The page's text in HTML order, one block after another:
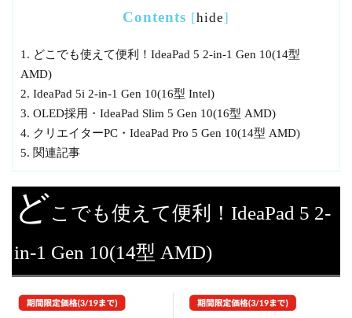
Contents [hide]
1. どこでも使えて便利！IdeaPad 5 2-in-1 Gen 10(14型
AMD)
2. IdeaPad 5i 2-in-1 Gen 10(16型 Intel)
3. OLED採用・IdeaPad Slim 5 Gen 10(16型 AMD)
4. クリエイターPC・IdeaPad Pro 5 Gen 10(14型 AMD)
5. 関連記事
どこでも使えて便利！IdeaPad 5 2-
in-1 Gen 10(14型 AMD)